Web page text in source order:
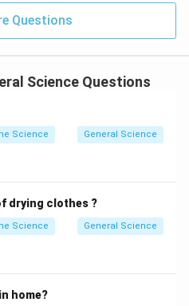
Questions
Science Questions
Science General Science
drying clothes ?
Science General Science
home?